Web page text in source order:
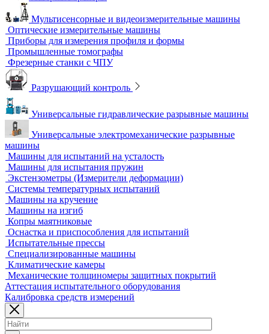
Лазерные трекеры
Мультисенсорные и видеоизмерительные машины
Оптические измерительные машины
Приборы для измерения профиля и формы
Промышленные томографы
Фрезерные станки с ЧПУ
Разрушающий контроль
Универсальные гидравлические разрывные машины
Универсальные электромеханические разрывные
машины
Машины для испытаний на усталость
Машины для испытания пружин
Экстензометры (Измерители деформации)
Системы температурных испытаний
Машины на кручение
Машины на изгиб
Копры маятниковые
Оснастка и приспособления для испытаний
Испытательные прессы
Специализированные машины
Климатические камеры
Механические толщиномеры защитных покрытий
Аттестация испытательного оборудования
Калибровка средств измерений